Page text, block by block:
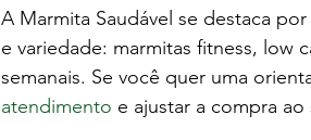
A Marmita Saudável se destaca
e variedade: marmitas fitness, low
semanais. Se você quer uma
atendimento e ajustar a compra